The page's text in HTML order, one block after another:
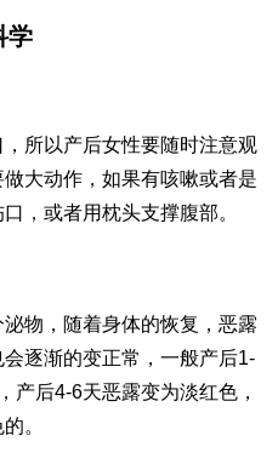
学
所以产后女性要随时注意观
大动作，如果有咳嗽或者是
，或者用枕头支撑腹部。
物，随着身体的恢复，恶露
逐渐的变正常，一般产后1-
产后4-6天恶露变为淡红色，
。